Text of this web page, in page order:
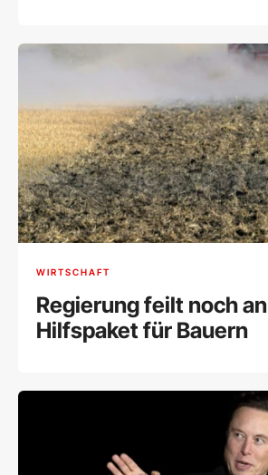
WIRTSCHAFT
Regierung feilt noch an
Hilfspaket für Bauern